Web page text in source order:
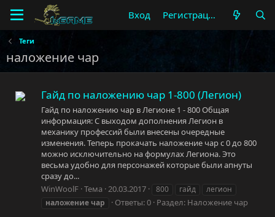
Вход Регистрация
Теги
наложение чар
Гайд по наложению чар 1-800 (Легион)
Гайд по наложению чар в Легионе 1 - 800 Общая
информация: С выходом дополнения Легион в
механику профессий были внесены очередные
изменения. Теперь прокачать наложение чар с 0 до 800
можно исключительно на формулах Легиона. Это
весьма удобно для персонажей которые были апнуты
сразу до...
WinWoolF Тема 20.03.2017 800 гайд
легион
наложениечар Ответы: 0 Раздел: Наложение чар